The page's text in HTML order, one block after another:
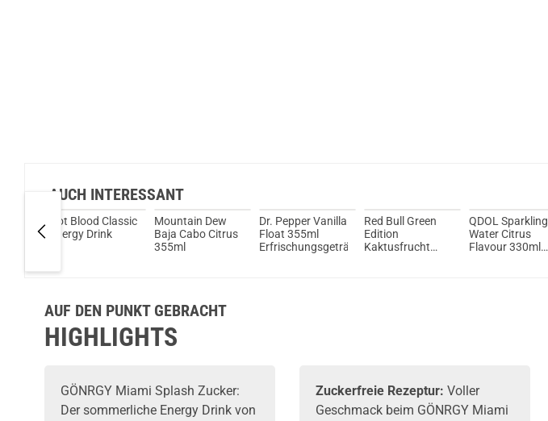
AUCH INTERESSANT
Hot Blood Classic
Energy Drink
Mountain Dew
Baja Cabo Citrus
355ml
Dr. Pepper Vanilla
Float 355ml
Erfrischungsgetränk
Red Bull Green
Edition
Kaktusfrucht
QDOL Sparkling
Water Citrus
Flavour 330ml
AUF DEN PUNKT GEBRACHT
HIGHLIGHTS
GÖNRGY Miami Splash Zucker:
Der sommerliche Energy Drink von
Zuckerfreie Rezeptur: Voller
Geschmack beim GÖNRGY Miami